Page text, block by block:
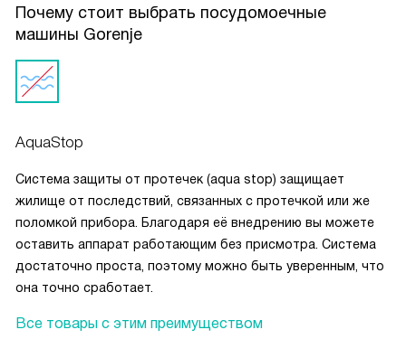
очень доволен!
Почему стоит выбрать посудомоечные
машины Gorenje
AquaStop
Система защиты от протечек (aqua stop) защищает
жилище от последствий, связанных с протечкой или же
поломкой прибора. Благодаря её внедрению вы можете
оставить аппарат работающим без присмотра. Система
достаточно проста, поэтому можно быть уверенным, что
она точно сработает.
Все товары с этим преимуществом